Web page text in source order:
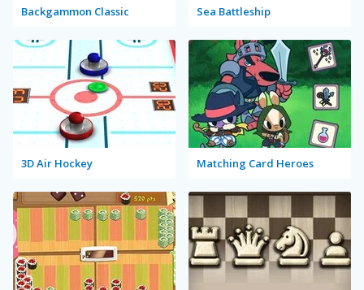
Backgammon Classic Sea Battleship
3D Air Hockey Matching Card Heroes